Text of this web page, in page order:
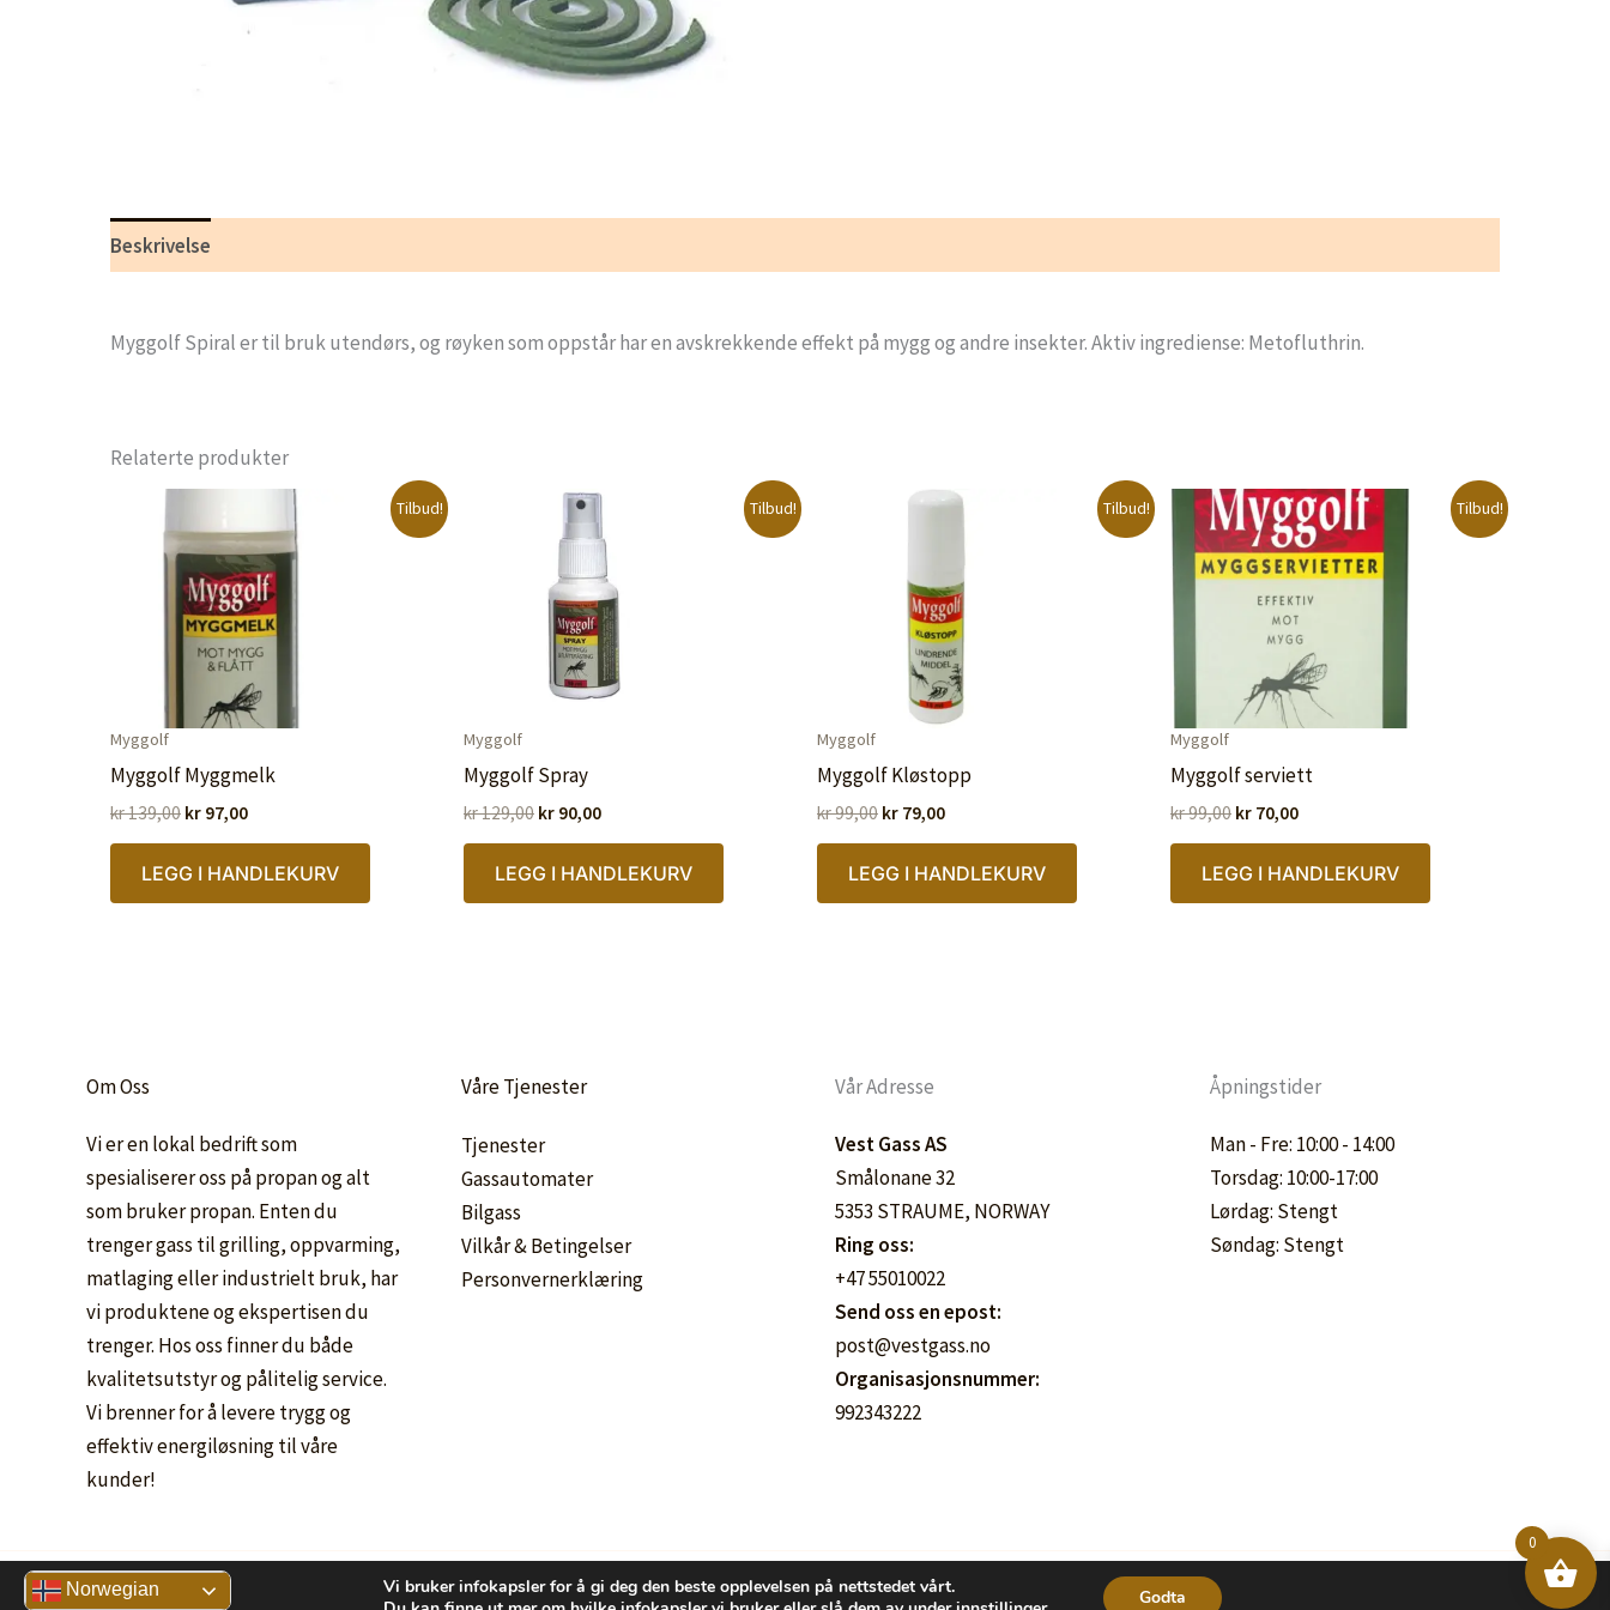
Beskrivelse
Myggolf Spiral er til bruk utendørs, og røyken som oppstår har en avskrekkende effekt på mygg og andre insekter. Aktiv ingrediense: Metofluthrin.
Relaterte produkter
Tilbud!
Myggolf
Myggolf Myggmelk
kr139,00 Opprinnelig
kr 139,00.
kr 97,00Nåværende
kr 97,00.
LEGG I HANDLEKURV
Tilbud!
Myggolf
Myggolf Spray
kr129,00 Opprinnelig
kr 129,00.
kr 90,00Nåværende
kr 90,00.
LEGG I HANDLEKURV
Tilbud!
Myggolf
Myggolf Kløstopp
kr99,00 Opprinnelig
kr 99,00.
kr 79,00Nåværende
kr 79,00.
LEGG I HANDLEKURV
Tilbud!
Myggolf
Myggolf serviett
kr99,00 Opprinnelig
kr 99,00.
kr 70,00Nåværende
kr 70,00.
LEGG I HANDLEKURV
Om Oss
Vi er en lokal bedrift som
spesialiserer oss på propan og alt
som bruker propan. Enten du
trenger gass til grilling, oppvarming,
matlaging eller industrielt bruk, har
vi produktene og ekspertisen du
trenger. Hos oss finner du både
kvalitetsutstyr og pålitelig service.
Vi brenner for å levere trygg og
effektiv energiløsning til våre
kunder!
Våre Tjenester
Tjenester
Gassautomater
Bilgass
Vilkår & Betingelser
Personvernerklæring
Vår Adresse
Vest Gass AS
Smålonane 32
5353 STRAUME, NORWAY
Ring oss:
+47 55010022
Send oss en epost:
post@vestgass.no
Organisasjonsnummer:
992343222
Åpningstider
Man - Fre: 10:00 - 14:00
Torsdag: 10:00-17:00
Lørdag: Stengt
Søndag: Stengt
Kopirett © 2026 Vestgass.no
Norwegian
Vi bruker infokapsler for å gi deg den beste opplevelsen på nettstedet vårt.
Godta
0